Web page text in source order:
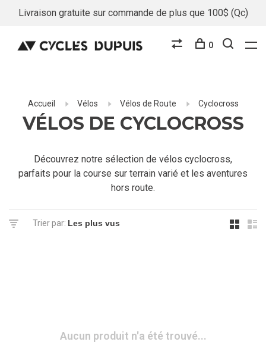
Livraison gratuite sur commande de plus que 100$ (Qc)
0
Accueil Vélos Vélos de Route Cyclocross
VÉLOS DE CYCLOCROSS
Découvrez notre sélection de vélos cyclocross,
parfaits pour la course sur terrain varié et les aventures
hors route.
Trier par:
Aucun produit n'a été trouvé...